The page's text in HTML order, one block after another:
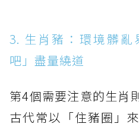
3. 生肖豬：環境髒
吧」盡量繞道
第4個需要注意的生肖
古代常以「住豬圈」